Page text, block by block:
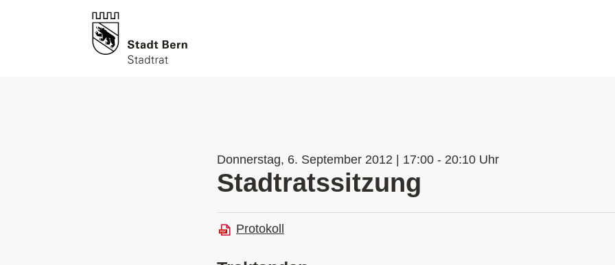
Donnerstag, 6. September 2012 | 17:00 - 20:10 Uhr
Stadtratssitzung
Protokoll